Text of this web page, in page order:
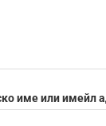
име или имейл